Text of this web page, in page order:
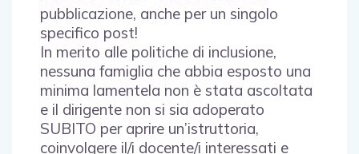
pubblicazione, anche per un singolo
specifico post!
In merito alle politiche di inclusione,
nessuna famiglia che abbia esposto una
minima lamentela non è stata ascoltata
e il dirigente non si sia adoperato
SUBITO per aprire un’istruttoria,
coinvolgere il/i docente/i interessati e